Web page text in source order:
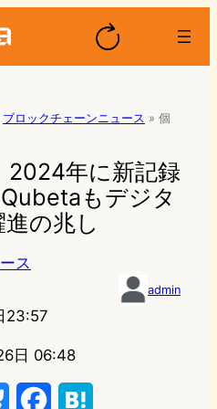
ブロックチェーンニュース » 個
2024年に新記録
もデジタ
の兆し
ス
admin
23:57
日 06:48